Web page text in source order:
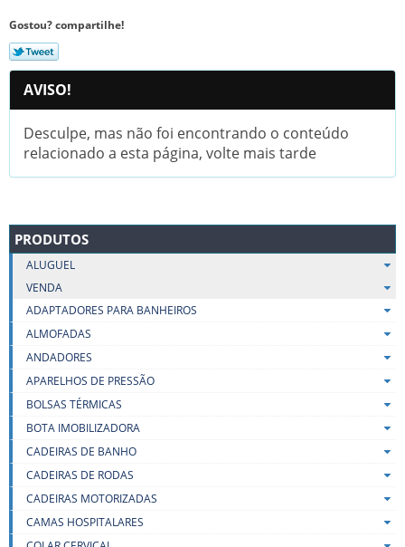
Gostou? compartilhe!
AVISO!
Desculpe, mas não foi encontrando o conteúdo
relacionado a esta página, volte mais tarde
PRODUTOS
ALUGUEL
VENDA
ADAPTADORES PARA BANHEIROS
ALMOFADAS
ANDADORES
APARELHOS DE PRESSÃO
BOLSAS TÉRMICAS
BOTA IMOBILIZADORA
CADEIRAS DE BANHO
CADEIRAS DE RODAS
CADEIRAS MOTORIZADAS
CAMAS HOSPITALARES